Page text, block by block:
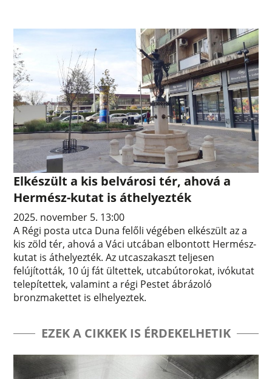
Elkészült a kis belvárosi tér, ahová a
Hermész-kutat is áthelyezték
2025. november 5. 13:00
A Régi posta utca Duna felőli végében elkészült az a
kis zöld tér, ahová a Váci utcában elbontott Hermész-
kutat is áthelyezték. Az utcaszakaszt teljesen
felújították, 10 új fát ültettek, utcabútorokat, ivókutat
telepítettek, valamint a régi Pestet ábrázoló
bronzmakettet is elhelyeztek.
EZEK A CIKKEK IS ÉRDEKELHETIK